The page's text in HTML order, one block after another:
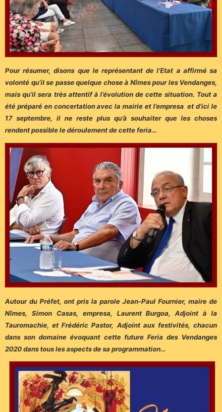
Pour résumer, disons que le représentant de l’Etat a affirmé sa
volonté qu’il se passe quelque chose à Nîmes pour les Vendanges,
mais qu’il sera très attentif à l’évolution de cette situation. Tout a
été préparé en concertation avec la mairie et l’empresa et d’ici le
17 septembre, il ne reste plus qu’à souhaiter que les choses
rendent possible le déroulement de cette feria…
Autour du Préfet, ont pris la parole Jean-Paul Fournier, maire de
Nîmes, Simon Casas, empresa, Laurent Burgoa, Adjoint à la
Tauromachie, et Frédéric Pastor, Adjoint aux festivités, chacun
dans son domaine évoquant cette future Feria des Vendanges
2020 dans tous les aspects de sa programmation…